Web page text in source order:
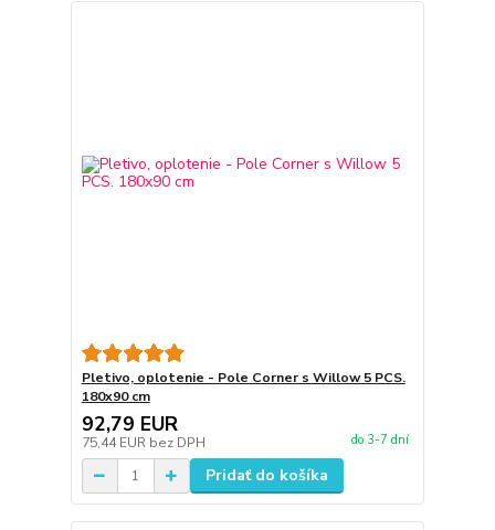
Pletivo, oplotenie - Pole Corner s Willow 5 PCS.
180x90 cm
92,79 EUR
75,44 EUR bez DPH do 3-7 dní
Pridať do košíka